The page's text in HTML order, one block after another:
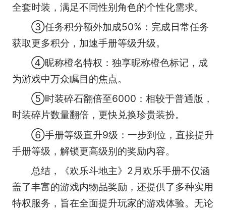
全套时装，满足不同性别角色的个性化需求。
③任务积分额外加成50%：完成日常任务
获取更多积分，加速手册等级升级。
④昵称橙名特权：独享昵称橙色标记，成
为游戏中万众瞩目的焦点。
⑤时装碎石翻倍至6000：相较于普通版，
时装碎片数量翻倍，更快兑换珍贵装扮。
⑥手册等级直升9级：一步到位，直接提升
手册等级，解锁更高级别的奖励内容。
总结，《欢乐斗地主》2月欢乐手册不仅涵
盖了丰富的游戏内物品奖励，还提供了多种实用
特权服务，旨在全面提升玩家的游戏体验。无论